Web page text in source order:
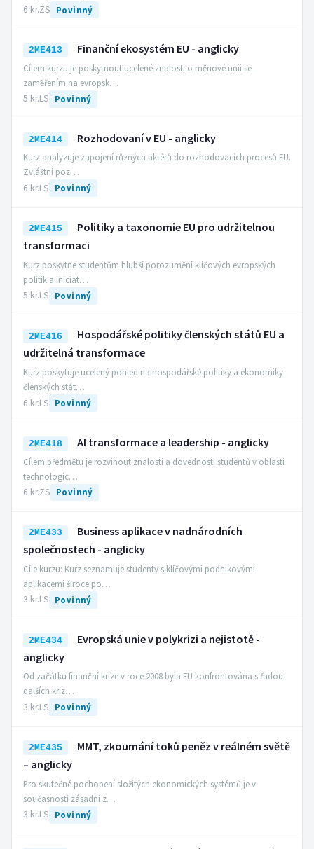
6 kr.ZS Povinný
2ME413 Finanční ekosystém EU - anglicky
Cílem kurzu je poskytnout ucelené znalosti o měnové unii se
zaměřením na evropsk…
5 kr.LS Povinný
2ME414 Rozhodovaní v EU - anglicky
Kurz analyzuje zapojení různých aktérů do rozhodovacích procesů EU.
Zvláštní poz…
6 kr.LS Povinný
2ME415
Politiky a taxonomie EU pro udržitelnou
transformaci
Kurz poskytne studentům hlubší porozumění klíčových evropských
politik a iniciat…
5 kr.LS Povinný
2ME416
Hospodářské politiky členských států EU a
udržitelná transformace
Kurz poskytuje ucelený pohled na hospodářské politiky a ekonomiky
členských stát…
6 kr.LS Povinný
2ME418 AI transformace a leadership - anglicky
Cílem předmětu je rozvinout znalosti a dovednosti studentů v oblasti
technologic…
6 kr.ZS Povinný
2ME433
Business aplikace v nadnárodních
společnostech - anglicky
Cíle kurzu: Kurz seznamuje studenty s klíčovými podnikovými
aplikacemi široce po…
3 kr.LS Povinný
2ME434
Evropská unie v polykrizi a nejistotě -
anglicky
Od začátku finanční krize v roce 2008 byla EU konfrontována s řadou
dalších kriz…
3 kr.LS Povinný
2ME435
MMT, zkoumání toků peněz v reálném světě
– anglicky
Pro skutečné pochopení složitých ekonomických systémů je v
současnosti zásadní z…
3 kr.LS Povinný